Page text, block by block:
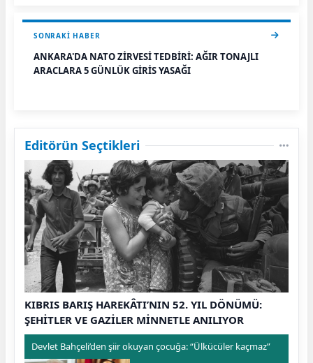
SONRAKI HABER
ANKARA'DA NATO ZİRVESİ TEDBİRİ: AĞIR TONAJLI
ARAÇLARA 5 GÜNLÜK GİRİŞ YASAĞI
Editörün Seçtikleri
KIBRIS BARIŞ HAREKÂTI’NIN 52. YIL DÖNÜMÜ:
ŞEHİTLER VE GAZİLER MİNNETLE ANILIYOR
Devlet Bahçeli’den şiir okuyan çocuğa: “Ülkücüler kaçmaz”